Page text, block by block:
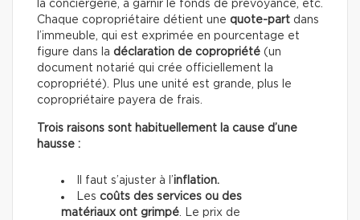
la conciergerie, à garnir le fonds de prévoyance, etc.
Chaque copropriétaire détient une quote-part dans
l’immeuble, qui est exprimée en pourcentage et
figure dans la déclaration de copropriété (un
document notarié qui crée officiellement la
copropriété). Plus une unité est grande, plus le
copropriétaire payera de frais.
Trois raisons sont habituellement la cause d’une
hausse :
Il faut s’ajuster à l’inflation.
Les coûts des services ou des
matériaux ont grimpé. Le prix de